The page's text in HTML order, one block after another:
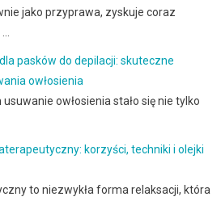
jako przyprawa, zyskuje coraz
…
pasków do depilacji: skuteczne
owłosienia
owłosienia stało się nie tylko
korzyści, techniki i olejki
to niezwykła forma relaksacji, która